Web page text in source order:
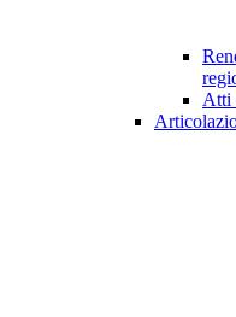
Atti